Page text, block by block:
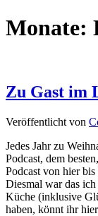
Monate:
Zu Gast im
Veröffentlicht von
Jedes Jahr zu
Podcast, dem
Podcast von hier bis
Diesmal war das
Küche (inklusive
haben, könnt ihr